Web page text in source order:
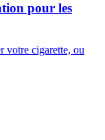
pour les
votre cigarette, ou